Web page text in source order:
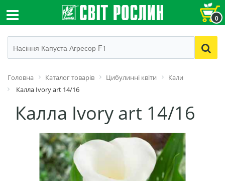
0
Головна Каталог товарів Цибулинні квіти
Кали
Калла Ivory art 14/16
Калла Ivory art 14/16